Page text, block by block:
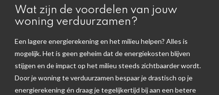
Wat zijn de voordelen van jouw
woning verduurzamen?
Een lagere energierekening en het milieu helpen? Alles is
mogelijk. Het is geen geheim dat de energiekosten blijven
stijgen en de impact op het milieu steeds zichtbaarder wordt.
Door je woning te verduurzamen bespaar je drastisch op je
energierekening én draag je tegelijkertijd bij aan een betere